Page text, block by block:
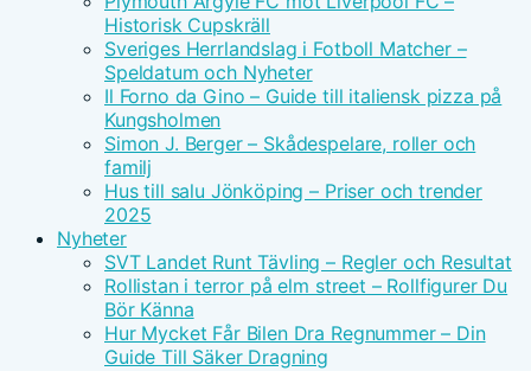
Historisk Cupskräll
Sveriges Herrlandslag i Fotboll Matcher –
Speldatum och Nyheter
Il Forno da Gino – Guide till italiensk pizza på
Kungsholmen
Simon J. Berger – Skådespelare, roller och
familj
Hus till salu Jönköping – Priser och trender
2025
Nyheter
SVT Landet Runt Tävling – Regler och Resultat
Rollistan i terror på elm street – Rollfigurer Du
Bör Känna
Hur Mycket Får Bilen Dra Regnummer – Din
Guide Till Säker Dragning